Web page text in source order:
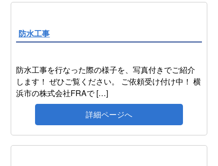
防水工事
防水工事を行なった際の様子を、写真付きでご紹介
します！ ぜひご覧ください。 ご依頼受け付け中！ 横
浜市の株式会社FRAで […]
詳細ページへ